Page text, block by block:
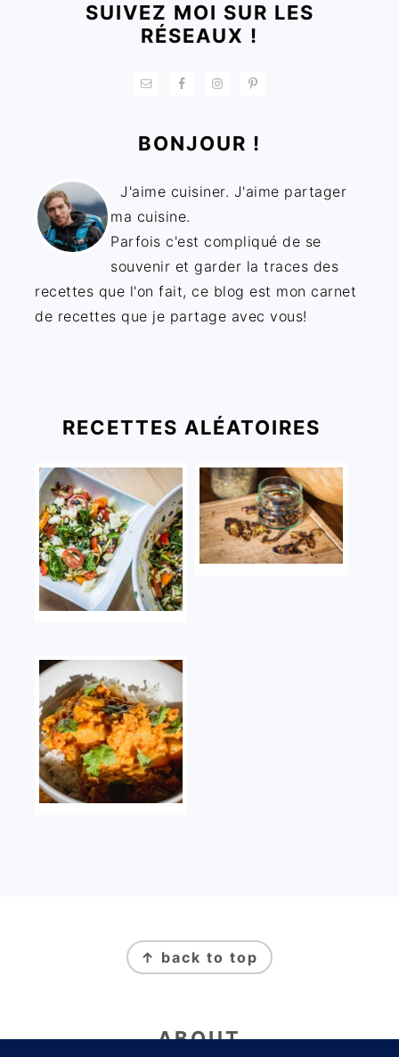
SUIVEZ MOI SUR LES
RÉSEAUX !
BONJOUR !
J'aime cuisiner. J'aime partager
ma cuisine.
Parfois c'est compliqué de se
souvenir et garder la traces des
recettes que l'on fait, ce blog est mon carnet
de recettes que je partage avec vous!
RECETTES ALÉATOIRES
↑ back to top
ABOUT